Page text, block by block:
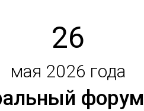
26
мая 2026 года